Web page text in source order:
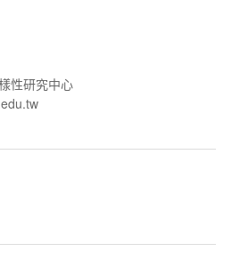
性研究中心